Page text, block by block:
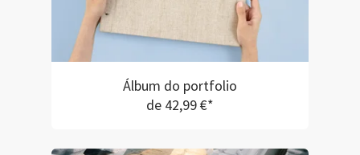
Álbum do portfolio
de 42,99 €*